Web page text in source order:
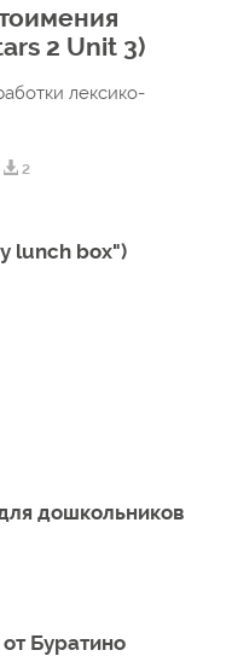
2 Unit 3)
лексико-
2
lunch box")
дошкольников
Буратино